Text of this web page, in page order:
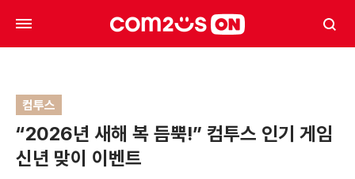
컴투스
“2026년 새해 복 듬뿍!” 컴투스 인기 게임
신년 맞이 이벤트